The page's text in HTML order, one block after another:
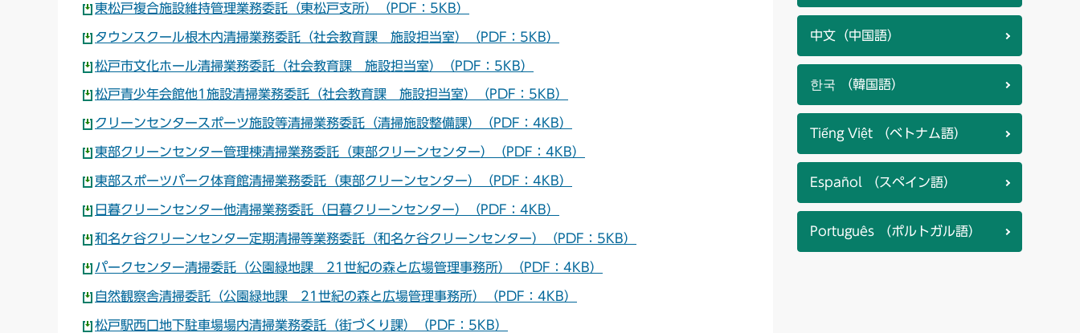
東松戸複合施設維持管理業務委託（東松戸支所）（PDF：5KB）
タウンスクール根木内清掃業務委託（社会教育課 施設担当室）（PDF：5KB）
松戸市文化ホール清掃業務委託（社会教育課 施設担当室）（PDF：5KB）
松戸青少年会館他1施設清掃業務委託（社会教育課 施設担当室）（PDF：5KB）
クリーンセンタースポーツ施設等清掃業務委託（清掃施設整備課）（PDF：4KB）
東部クリーンセンター管理棟清掃業務委託（東部クリーンセンター）（PDF：4KB）
東部スポーツパーク体育館清掃業務委託（東部クリーンセンター）（PDF：4KB）
日暮クリーンセンター他清掃業務委託（日暮クリーンセンター）（PDF：4KB）
和名ケ谷クリーンセンター定期清掃等業務委託（和名ケ谷クリーンセンター）（PDF：5KB）
パークセンター清掃委託（公園緑地課 21世紀の森と広場管理事務所）（PDF：4KB）
自然観察舎清掃委託（公園緑地課 21世紀の森と広場管理事務所）（PDF：4KB）
松戸駅西口地下駐車場場内清掃業務委託（街づくり課）（PDF：5KB）
中文（中国語）
한국 （韓国語）
Tiếng Việt （ベトナム語）
Español （スペイン語）
Português （ポルトガル語）